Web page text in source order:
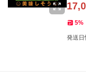
5%
発送日